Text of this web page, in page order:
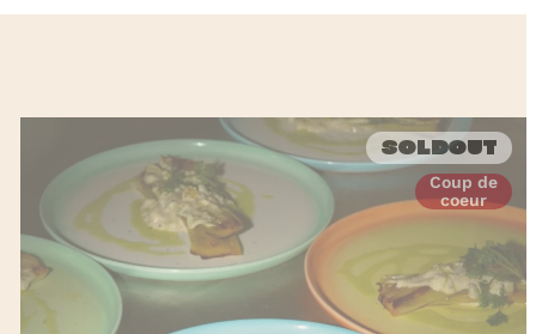
Soldout
Coup de
coeur